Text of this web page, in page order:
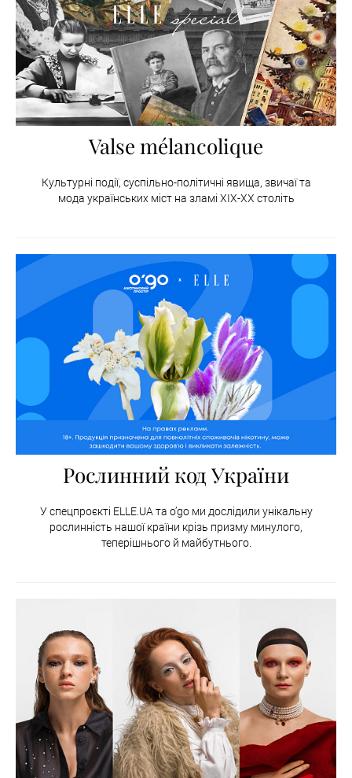
Valse mélancolique
Культурні події, суспільно-політичні явища, звичаї та
мода українських міст на зламі XIX-XX століть
Рослинний код України
У спецпроєкті ELLE.UA та o’go ми дослідили унікальну
рослинність нашої країни крізь призму минулого,
теперішнього й майбутнього.